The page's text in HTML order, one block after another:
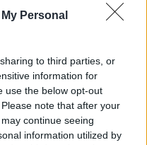
Personal
to third parties, or
information for
use the below opt-out
note that after your
continue seeing
information utilized by
mint 441 ezer új
megelőzi a második